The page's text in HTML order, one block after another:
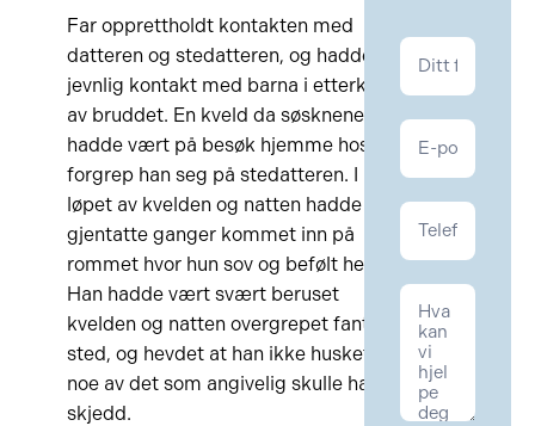
Far opprettholdt kontakten med
datteren og stedatteren, og hadde
jevnlig kontakt med barna i etterkant
av bruddet. En kveld da søsknene
hadde vært på besøk hjemme hos far
forgrep han seg på stedatteren. I
løpet av kvelden og natten hadde han
gjentatte ganger kommet inn på
rommet hvor hun sov og befølt henne.
Han hadde vært svært beruset
kvelden og natten overgrepet fant
sted, og hevdet at han ikke husket
noe av det som angivelig skulle ha
skjedd.
Kontakt